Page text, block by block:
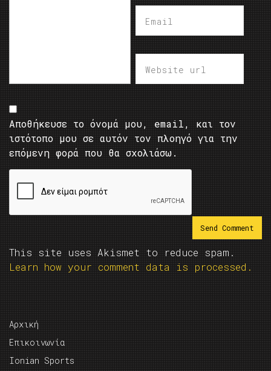
Αποθήκευσε το όνομά μου, email, και τον
ιστότοπο μου σε αυτόν τον πλοηγό για την
επόμενη φορά που θα σχολιάσω.
This site uses Akismet to reduce spam.
Learn how your comment data is processed.
Αρχική
Επικοινωνία
Ionian Sports